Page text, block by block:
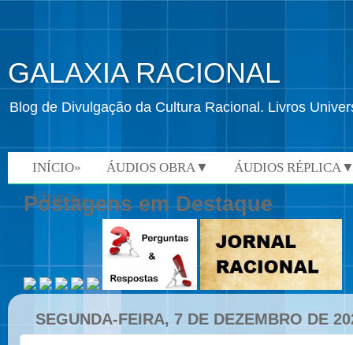
GALAXIA RACIONAL
Blog de Divulgação da Cultura Racional. Livros
INÍCIO» ÁUDIOS OBRA▼ ÁUDIOS
VÍDEOS»
Postagens em Destaque
SEGUNDA-FEIRA, 7 DE DEZEMBRO DE